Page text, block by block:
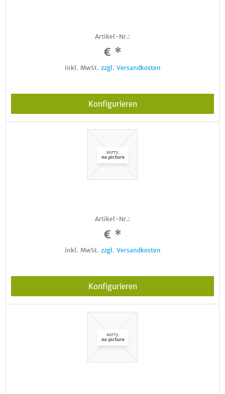
Artikel-Nr.:
€ *
inkl. MwSt. zzgl. Versandkosten
Konfigurieren
Artikel-Nr.:
€ *
inkl. MwSt. zzgl. Versandkosten
Konfigurieren